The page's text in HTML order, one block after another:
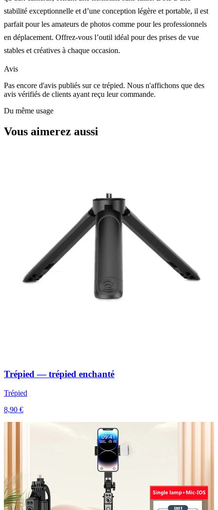
stabilité exceptionnelle et d’une conception légère et portable, il est
parfait pour les amateurs de photos comme pour les professionnels
en déplacement. Offrez-vous l’outil idéal pour des prises de vue
stables et créatives à chaque occasion.
Avis
Pas encore d'avis publiés sur ce trépied. Nous n'affichons que des
avis vérifiés de clients ayant reçu leur commande.
Du même usage
Vous aimerez aussi
Trépied — trépied enchanté
Trépied
8,90 €